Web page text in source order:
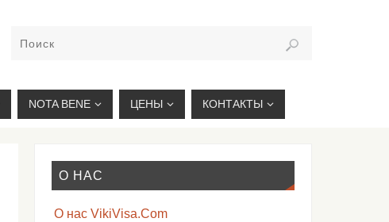
NOTA BENE ЦЕНЫ КОНТАКТЫ
О НАС
О нас VikiVisa.Com